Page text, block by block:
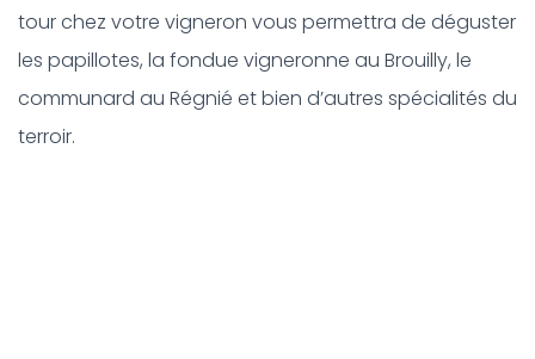
tour chez votre vigneron vous permettra de déguster
les papillotes, la fondue vigneronne au Brouilly, le
communard au Régnié et bien d’autres spécialités du
terroir.